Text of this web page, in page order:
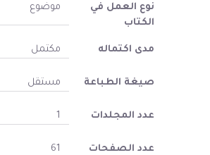
نوع العمل في
الكتاب
موضوع
مدى اكتماله مكتمل
صيغة الطباعة مستقل
عدد المجلدات 1
عدد الصفحات 61